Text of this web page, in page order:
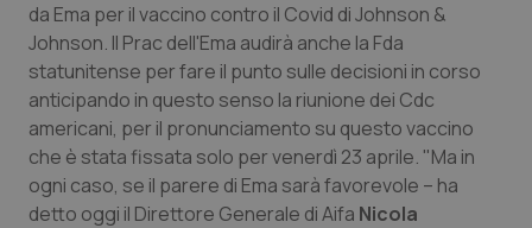
Emilia-Romagna
Friuli Venezia Giulia
Lazio
Liguria
Colesterolo & coronaropatie
Dermatite Atopica
Diabete & glucometri
Disturbi dell’umore
da Ema per il vaccino contro il Covid di Johnson &
Johnson. Il Prac dell'Ema audirà anche la Fda
statunitense per fare il punto sulle decisioni in corso
anticipando in questo senso la riunione dei Cdc
americani, per il pronunciamento su questo vaccino
che è stata fissata solo per venerdì 23 aprile. "Ma in
ogni caso, se il parere di Ema sarà favorevole – ha
detto oggi il Direttore Generale di Aifa Nicola